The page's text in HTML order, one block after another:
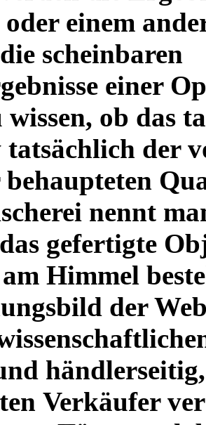
einem
scheinbaren
einer
wissen, ob das
der
behaupteten
nennt
gefertigte
Himmel
der
Verkäufer